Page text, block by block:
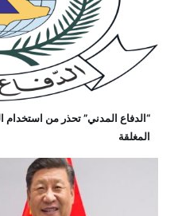
“الدفاع المدني” تحذر من استخدام
المغلقة